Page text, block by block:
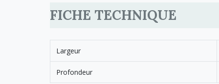
FICHE TECHNIQUE
Largeur
Profondeur